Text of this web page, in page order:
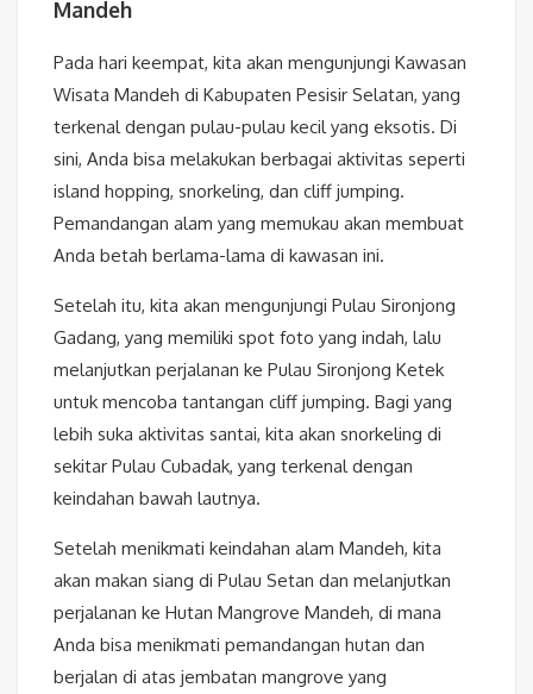
Mandeh
Pada hari keempat, kita akan mengunjungi Kawasan
Wisata Mandeh di Kabupaten Pesisir Selatan, yang
terkenal dengan pulau-pulau kecil yang eksotis. Di
sini, Anda bisa melakukan berbagai aktivitas seperti
island hopping, snorkeling, dan cliff jumping.
Pemandangan alam yang memukau akan membuat
Anda betah berlama-lama di kawasan ini.
Setelah itu, kita akan mengunjungi Pulau Sironjong
Gadang, yang memiliki spot foto yang indah, lalu
melanjutkan perjalanan ke Pulau Sironjong Ketek
untuk mencoba tantangan cliff jumping. Bagi yang
lebih suka aktivitas santai, kita akan snorkeling di
sekitar Pulau Cubadak, yang terkenal dengan
keindahan bawah lautnya.
Setelah menikmati keindahan alam Mandeh, kita
akan makan siang di Pulau Setan dan melanjutkan
perjalanan ke Hutan Mangrove Mandeh, di mana
Anda bisa menikmati pemandangan hutan dan
berjalan di atas jembatan mangrove yang